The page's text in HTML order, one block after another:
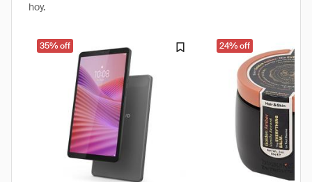
hoy.
35% off 24% off